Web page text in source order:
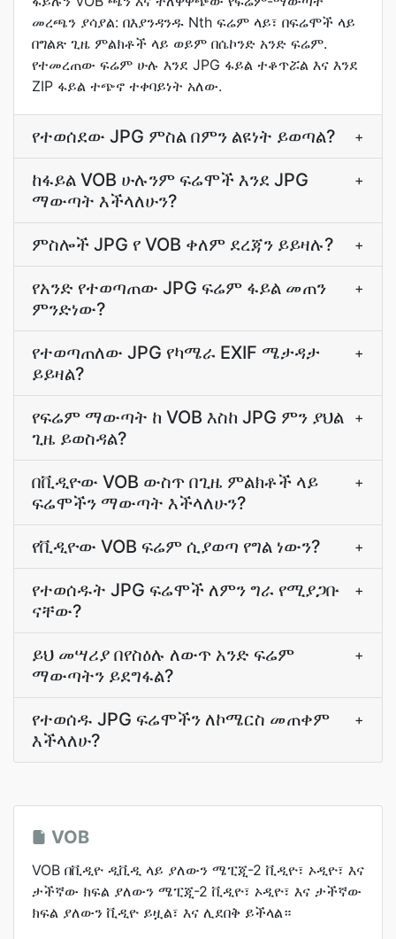
መረጫን ያሳያል: በእያንዳንዱ Nth ፍሬም ላይ፣ በፍሬሞች ላይ
በግልጽ ጊዜ ምልክቶች ላይ ወይም በሴኮንድ አንድ ፍሬም.
የተመረጠው ፍሬም ሁሉ እንደ JPG ፋይል ተቆጥሯል እና እንደ
ZIP ፋይል ተጭኖ ተቀባይነት አለው.
የተወሰደው JPG ምስል በምን ልዩነት ይወጣል? +
ከፋይል VOB ሁሉንም ፍሬሞች እንደ JPG
ማውጣት እችላለሁን?
+
ምስሎች JPG የ VOB ቀለም ደረጃን ይይዛሉ? +
የአንድ የተወጣጠው JPG ፍሬም ፋይል መጠን
ምንድነው?
+
የተወጣጠለው JPG የካሜራ EXIF ሜታዳታ
ይይዛል?
+
የፍሬም ማውጣት ከ VOB እስከ JPG ምን ያህል
ጊዜ ይወስዳል?
+
በቪዲዮው VOB ውስጥ በጊዜ ምልክቶች ላይ
ፍሬሞችን ማውጣት እችላለሁን?
+
የቪዲዮው VOB ፍሬም ሲያወጣ የግል ነውን? +
የተወሰዱት JPG ፍሬሞች ለምን ግራ የሚያጋቡ
ናቸው?
+
ይህ መሣሪያ በየስዕሉ ለውጥ አንድ ፍሬም
ማውጣትን ይደግፋል?
+
የተወሰዱ JPG ፍሬሞችን ለኮሜርስ መጠቀም
እችላለሁ?
+
VOB
VOB በቪዲዮ ዲቪዲ ላይ ያለውን ሜፒጂ-2 ቪዲዮ፣ ኦዲዮ፣ እና
ታችኛው ክፍል ያለውን ሜፒጂ-2 ቪዲዮ፣ ኦዲዮ፣ እና ታችኛው
ክፍል ያለውን ቪዲዮ ይዟል፣ እና ሊደበቅ ይችላል።